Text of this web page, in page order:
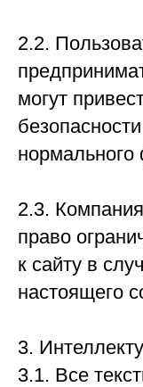
2.2.
могут
нормального
2.3.
право
к сайту в
настоящего
3.
3.1. Все